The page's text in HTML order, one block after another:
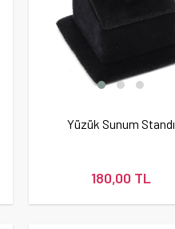
Yüzük Sunum Standı
180,00 TL